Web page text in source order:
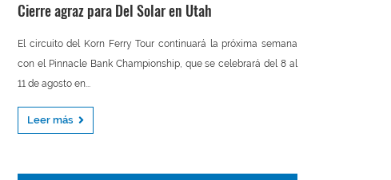
Cierre agraz para Del Solar en Utah
El circuito del Korn Ferry Tour continuará la próxima semana
con el Pinnacle Bank Championship, que se celebrará del 8 al
11 de agosto en...
Leer más